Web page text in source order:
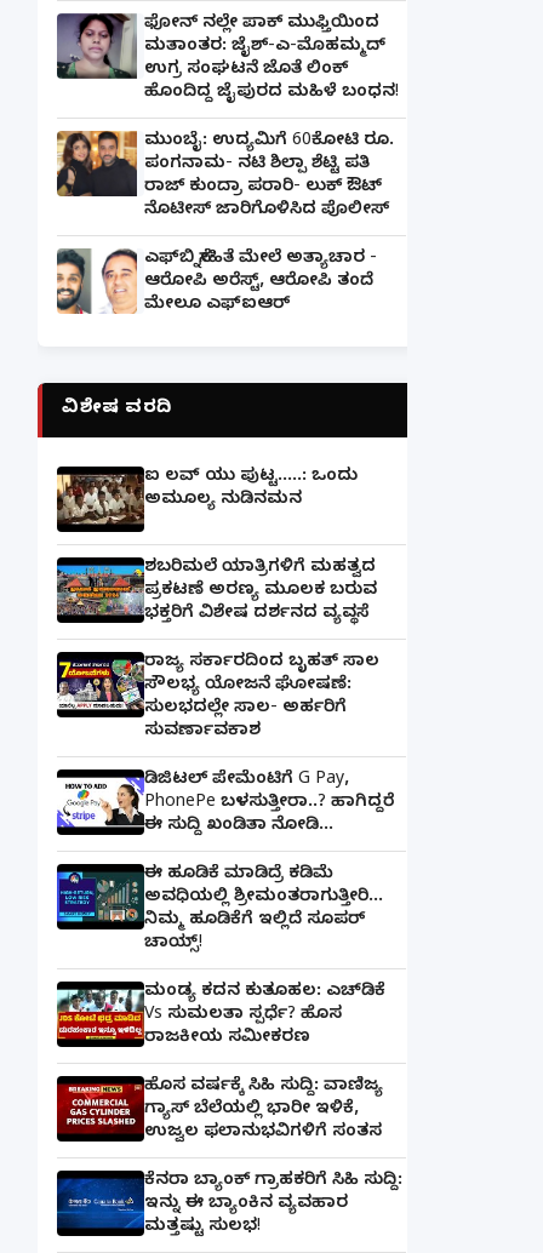
ಫೋನ್ ನಲ್ಲೇ ಪಾಕ್ ಮುಫ್ತಿಯಿಂದ
ಮತಾಂತರ: ಜೈಶ್-ಎ-ಮೊಹಮ್ಮದ್
ಉಗ್ರ ಸಂಘಟನೆ ಜೊತೆ ಲಿಂಕ್
ಹೊಂದಿದ್ದ ಜೈಪುರದ ಮಹಿಳೆ ಬಂಧನ!
ಮುಂಬೈ: ಉದ್ಯಮಿಗೆ 60ಕೋಟಿ ರೂ.
ಪಂಗನಾಮ- ನಟಿ ಶಿಲ್ಪಾ ಶೆಟ್ಟಿ ಪತಿ
ರಾಜ್ ಕುಂದ್ರಾ ಪರಾರಿ- ಲುಕ್ ಔಟ್
ನೊಟೀಸ್ ಜಾರಿಗೊಳಿಸಿದ ಪೊಲೀಸ್
ಎಫ್‌ಬಿ ಸ್ನೇಹಿತೆ ಮೇಲೆ ಅತ್ಯಾಚಾರ -
ಆರೋಪಿ ಅರೆಸ್ಟ್, ಆರೋಪಿ ತಂದೆ
ಮೇಲೂ ಎಫ್ಐಆರ್
ವಿಶೇಷ ವರದಿ
ಐ ಲವ್ ಯು ಪುಟ್ಟ.....: ಒಂದು
ಅಮೂಲ್ಯ ನುಡಿನಮನ
ಶಬರಿಮಲೆ ಯಾತ್ರಿಗಳಿಗೆ ಮಹತ್ವದ
ಪ್ರಕಟಣೆ ಅರಣ್ಯ ಮೂಲಕ ಬರುವ
ಭಕ್ತರಿಗೆ ವಿಶೇಷ ದರ್ಶನದ ವ್ಯವಸ್ಥೆ
ರಾಜ್ಯ ಸರ್ಕಾರದಿಂದ ಬೃಹತ್ ಸಾಲ
ಸೌಲಭ್ಯ ಯೋಜನೆ ಘೋಷಣೆ:
ಸುಲಭದಲ್ಲೇ ಸಾಲ- ಅರ್ಹರಿಗೆ
ಸುವರ್ಣಾವಕಾಶ
ಡಿಜಿಟಲ್ ಪೇಮೆಂಟಿಗೆ G Pay,
PhonePe ಬಳಸುತ್ತೀರಾ..? ಹಾಗಿದ್ದರೆ
ಈ ಸುದ್ದಿ ಖಂಡಿತಾ ನೋಡಿ...
ಈ ಹೂಡಿಕೆ ಮಾಡಿದ್ರೆ ಕಡಿಮೆ
ಅವಧಿಯಲ್ಲಿ ಶ್ರೀಮಂತರಾಗುತ್ತೀರಿ...
ನಿಮ್ಮ ಹೂಡಿಕೆಗೆ ಇಲ್ಲಿದೆ ಸೂಪರ್
ಚಾಯ್ಸ್‌!
ಮಂಡ್ಯ ಕದನ ಕುತೂಹಲ: ಎಚ್‌ಡಿಕೆ
Vs ಸುಮಲತಾ ಸ್ಪರ್ಧೆ? ಹೊಸ
ರಾಜಕೀಯ ಸಮೀಕರಣ
ಹೊಸ ವರ್ಷಕ್ಕೆ ಸಿಹಿ ಸುದ್ದಿ: ವಾಣಿಜ್ಯ
ಗ್ಯಾಸ್‌ ಬೆಲೆಯಲ್ಲಿ ಭಾರೀ ಇಳಿಕೆ,
ಉಜ್ವಲ ಫಲಾನುಭವಿಗಳಿಗೆ ಸಂತಸ
ಕೆನರಾ ಬ್ಯಾಂಕ್‌ ಗ್ರಾಹಕರಿಗೆ ಸಿಹಿ ಸುದ್ದಿ:
ಇನ್ನು ಈ ಬ್ಯಾಂಕಿನ ವ್ಯವಹಾರ
ಮತ್ತಷ್ಟು ಸುಲಭ!